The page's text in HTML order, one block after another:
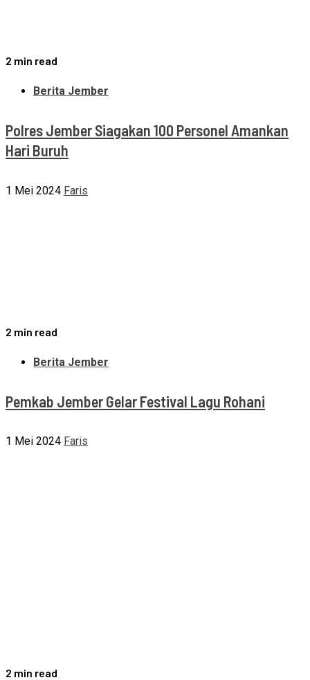
2 min read
Berita Jember
Polres Jember Siagakan 100 Personel Amankan
Hari Buruh
1 Mei 2024 Faris
2 min read
Berita Jember
Pemkab Jember Gelar Festival Lagu Rohani
1 Mei 2024 Faris
2 min read